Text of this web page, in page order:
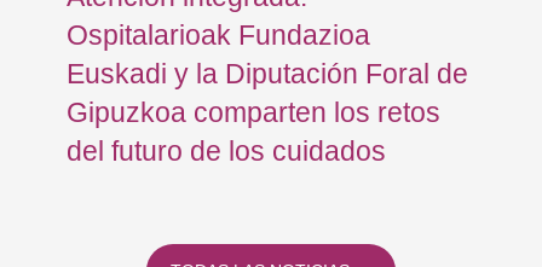
Ospitalarioak Fundazioa
Euskadi y la Diputación Foral de
Gipuzkoa comparten los retos
del futuro de los cuidados